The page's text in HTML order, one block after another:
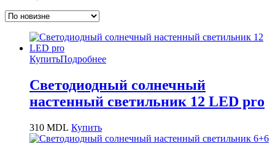
КупитьПодробнее
Светодиодный солнечный
настенный светильник 12 LED pro
310 MDL Купить